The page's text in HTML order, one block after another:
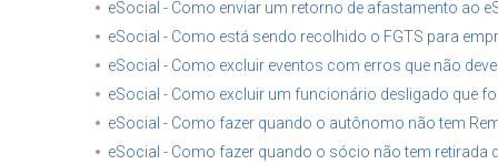
eSocial - Como enviar um retorno de afastamento ao
eSocial - Como está sendo recolhido o FGTS para
eSocial - Como excluir eventos com erros que não
eSocial - Como excluir um funcionário desligado que
eSocial - Como fazer quando o autônomo não tem
eSocial - Como fazer quando o sócio não tem retirada